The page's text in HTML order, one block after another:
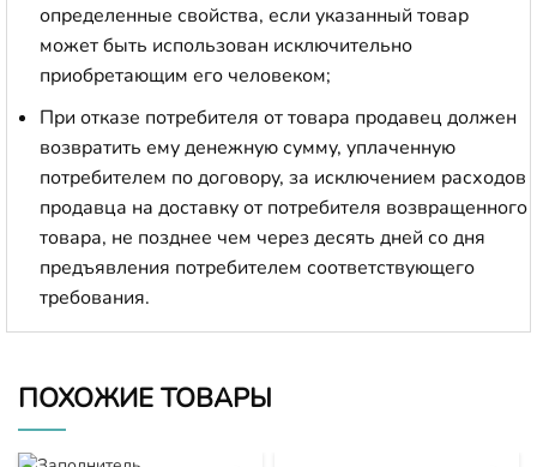
определенные свойства, если указанный товар
может быть использован исключительно
приобретающим его человеком;
При отказе потребителя от товара продавец должен
возвратить ему денежную сумму, уплаченную
потребителем по договору, за исключением расходов
продавца на доставку от потребителя возвращенного
товара, не позднее чем через десять дней со дня
предъявления потребителем соответствующего
требования.
ПОХОЖИЕ ТОВАРЫ